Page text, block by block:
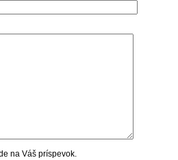
na Váš príspevok.